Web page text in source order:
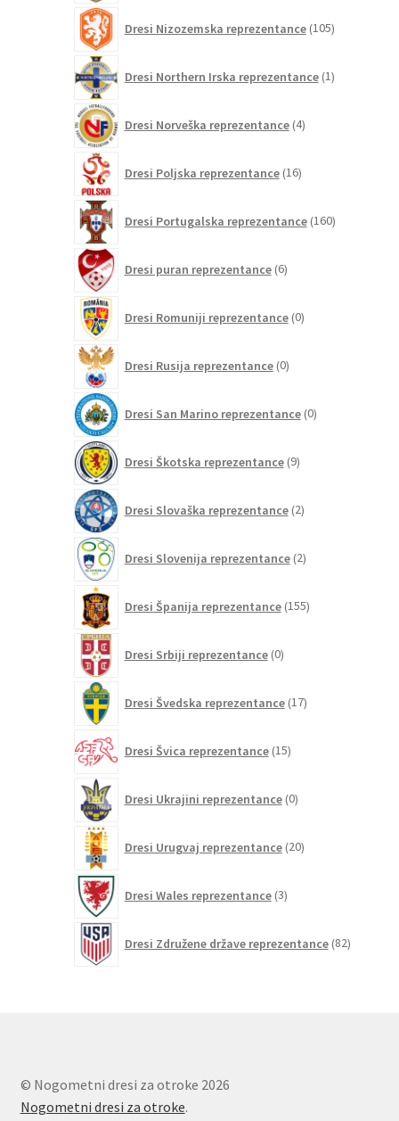
Dresi Nizozemska reprezentance 105izdelkov
Dresi Northern Irska reprezentance 1izdelek
Dresi Norveška reprezentance 4izdelki
Dresi Poljska reprezentance 16izdelkov
Dresi Portugalska reprezentance 160izdelkov
Dresi puran reprezentance 6izdelkov
Dresi Romuniji reprezentance 0izdelkov
Dresi Rusija reprezentance 0izdelkov
Dresi San Marino reprezentance 0izdelkov
Dresi Škotska reprezentance 9izdelkov
Dresi Slovaška reprezentance 2izdelka
Dresi Slovenija reprezentance 2izdelka
Dresi Španija reprezentance 155izdelkov
Dresi Srbiji reprezentance 0izdelkov
Dresi Švedska reprezentance 17izdelkov
Dresi Švica reprezentance 15izdelkov
Dresi Ukrajini reprezentance 0izdelkov
Dresi Urugvaj reprezentance 20izdelkov
Dresi Wales reprezentance 3izdelki
Dresi Združene države reprezentance 82izdelkov
© Nogometni dresi za otroke 2026
Nogometni dresi za otroke.